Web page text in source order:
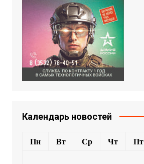
Календарь новостей
Пн Вт Ср Чт Пт